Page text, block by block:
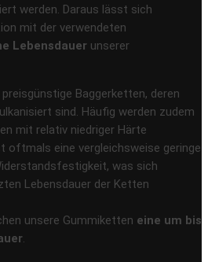
werden. Daraus lässt sich
mit der verwendeten
Lebensdauer unserer
Baggerketten, deren
sind. Häufig werden zudem
mit relativ niedriger Härte
oftmals eine vergleichsweise geringe
was sich
Lebensdauer der Ketten
unsere Gummiketten eine um bis
.